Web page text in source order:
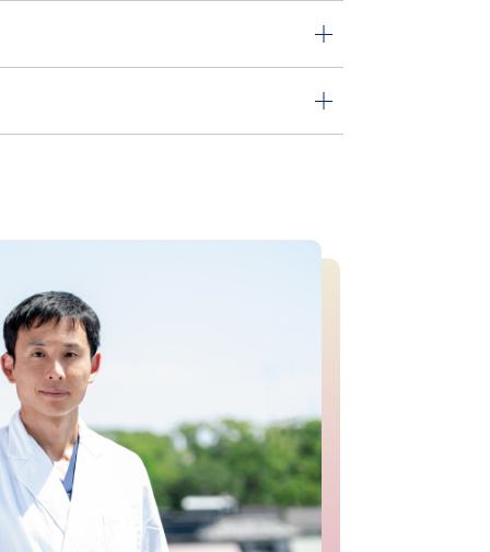
ーツ医
ーツドクター
医学委員会委員